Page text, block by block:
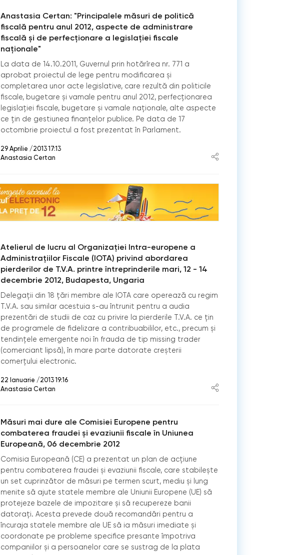
Anastasia Certan: "Principalele măsuri de politică
fiscală pentru anul 2012, aspecte de administrare
fiscală şi de perfecţionare a legislaţiei fiscale
naţionale"
La data de 14.10.2011, Guvernul prin hotărîrea nr. 771 a
aprobat proiectul de lege pentru modificarea şi
completarea unor acte legislative, care rezultă din politicile
fiscale, bugetare şi vamale pentru anul 2012, perfecţionarea
legislaţiei fiscale, bugetare şi vamale naţionale, alte aspecte
ce ţin de gestiunea finanţelor publice. Pe data de 17
octombrie proiectul a fost prezentat în Parlament.
29 Aprilie /2013 17:13
Anastasia Certan
Atelierul de lucru al Organizaţiei Intra-europene a
Administraţiilor Fiscale (IOTA) privind abordarea
pierderilor de T.V.A. printre întreprinderile mari, 12 - 14
decembrie 2012, Budapesta, Ungaria
Delegații din 18 țări membre ale IOTA care operează cu regim
T.V.A. sau similar acestuia s-au întrunit pentru a audia
prezentări de studii de caz cu privire la pierderile T.V.A. ce țin
de programele de fidelizare a contribuabililor, etc., precum și
tendințele emergente noi în frauda de tip missing trader
(comerciant lipsă), în mare parte datorate creșterii
comerțului electronic.
22 Ianuarie /2013 19:16
Anastasia Certan
Măsuri mai dure ale Comisiei Europene pentru
combaterea fraudei şi evaziunii fiscale în Uniunea
Europeană, 06 decembrie 2012
Comisia Europeană (CE) a prezentat un plan de acţiune
pentru combaterea fraudei şi evaziunii fiscale, care stabileşte
un set cuprinzător de măsuri pe termen scurt, mediu şi lung
menite să ajute statele membre ale Uniunii Europene (UE) să
protejeze bazele de impozitare şi să recupereze banii
datoraţi. Acesta prevede două recomandări pentru a
încuraja statele membre ale UE să ia măsuri imediate şi
coordonate pe probleme specifice presante împotriva
companiilor şi a persoanelor care se sustrag de la plata